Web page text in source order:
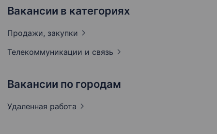
Вакансии в категориях
Продажи, закупки
Телекоммуникации и связь
Вакансии по городам
Удаленная работа